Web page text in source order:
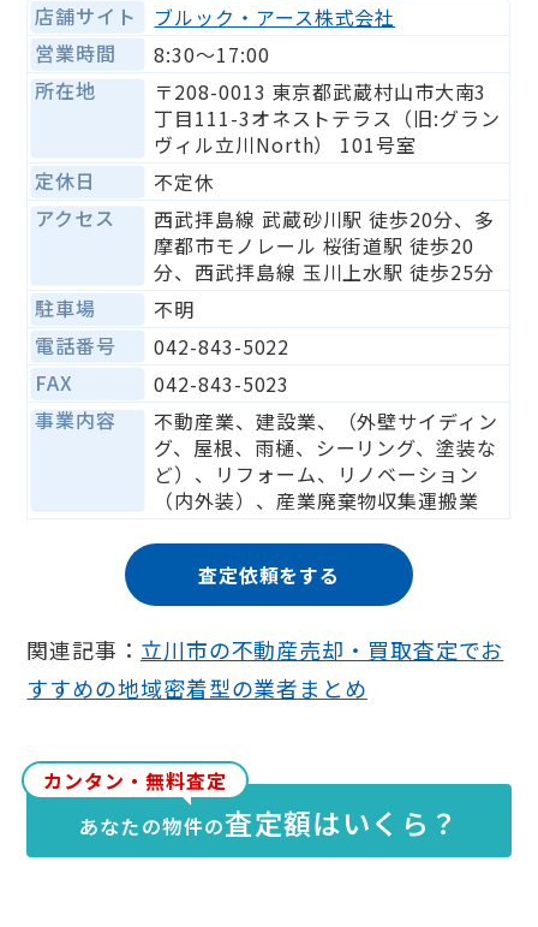
店舗サイト
ブルック・アース株式会社
営業時間
8:30〜17:00
所在地
〒208-0013 東京都武蔵村山市大南3
丁目111-3オネストテラス（旧:グラン
ヴィル立川North） 101号室
定休日
不定休
アクセス
西武拝島線 武蔵砂川駅 徒歩20分、多
摩都市モノレール 桜街道駅 徒歩20
分、西武拝島線 玉川上水駅 徒歩25分
駐車場
不明
電話番号
042-843-5022
FAX
042-843-5023
事業内容
不動産業、建設業、（外壁サイディン
グ、屋根、雨樋、シーリング、塗装な
ど）、リフォーム、リノベーション
（内外装）、産業廃棄物収集運搬業
査定依頼をする
関連記事： 立川市の不動産売却・買取査定でお
すすめの地域密着型の業者まとめ
カンタン・無料査定
あなたの物件の査定額はいくら？